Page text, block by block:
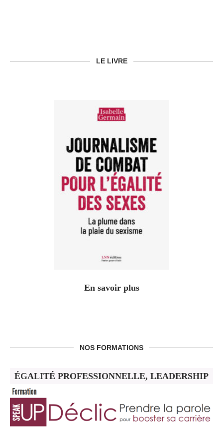
LE LIVRE
En savoir plus
NOS FORMATIONS
ÉGALITÉ PROFESSIONNELLE, LEADERSHIP